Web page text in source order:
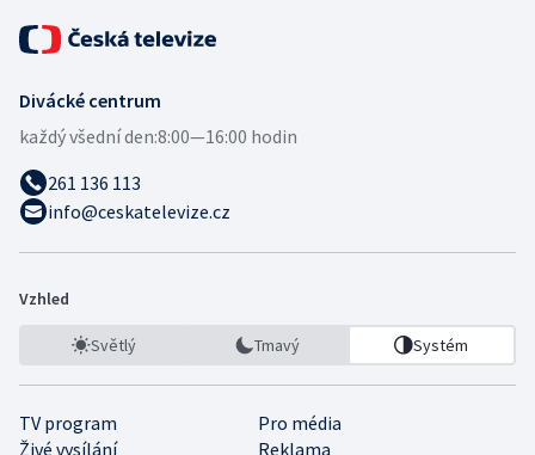
Divácké centrum
každý všední den:8:00—16:00 hodin
261 136 113
info@ceskatelevize.cz
Vzhled
Světlý Tmavý Systém
TV program
Pro média
Živé vysílání
Reklama